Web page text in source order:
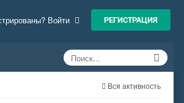
Войти РЕГИСТРАЦИЯ
Вся активность